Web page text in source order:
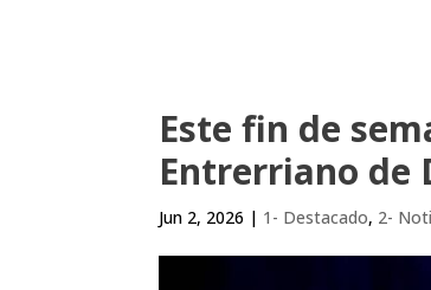
Este fin de
Entrerriano de
Jun 2, 2026 | 1- Destacado, 2-